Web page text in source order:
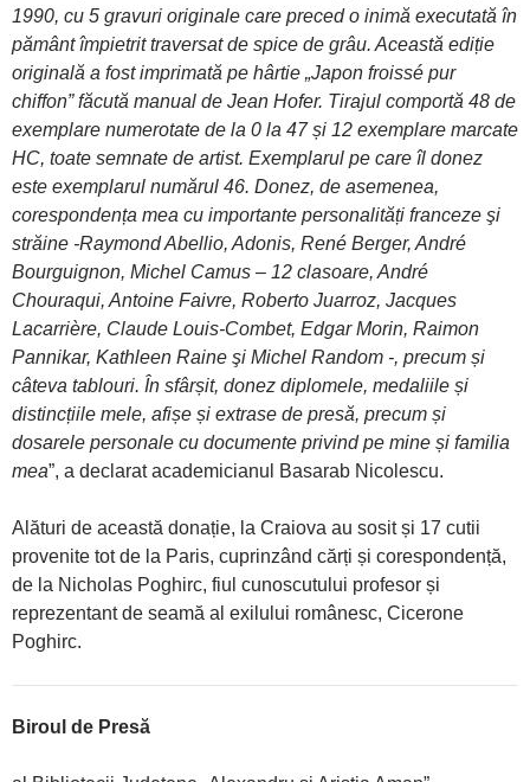
1990, cu 5 gravuri originale care preced o inimă executată în
pământ împietrit traversat de spice de grâu. Această ediție
originală a fost imprimată pe hârtie „Japon froissé pur
chiffon” făcută manual de Jean Hofer. Tirajul comportă 48 de
exemplare numerotate de la 0 la 47 și 12 exemplare marcate
HC, toate semnate de artist. Exemplarul pe care îl donez
este exemplarul numărul 46. Donez, de asemenea,
corespondența mea cu importante personalități franceze şi
străine -Raymond Abellio, Adonis, René Berger, André
Bourguignon, Michel Camus – 12 clasoare, André
Chouraqui, Antoine Faivre, Roberto Juarroz, Jacques
Lacarrière, Claude Louis-Combet, Edgar Morin, Raimon
Pannikar, Kathleen Raine şi Michel Random -, precum și
câteva tablouri. În sfârșit, donez diplomele, medaliile și
distincțiile mele, afișe și extrase de presă, precum și
dosarele personale cu documente privind pe mine și familia
mea”, a declarat academicianul Basarab Nicolescu.
Alături de această donație, la Craiova au sosit și 17 cutii
provenite tot de la Paris, cuprinzând cărți și corespondență,
de la Nicholas Poghirc, fiul cunoscutului profesor și
reprezentant de seamă al exilului românesc, Cicerone
Poghirc.
Biroul de Presă